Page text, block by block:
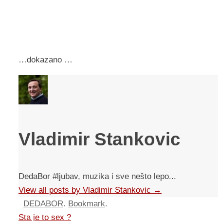
…dokazano …
Vladimir Stankovic
DedaBor #ljubav, muzika i sve nešto lepo...
View all posts by Vladimir Stankovic →
DEDABOR. Bookmark.
Sta je to sex ?